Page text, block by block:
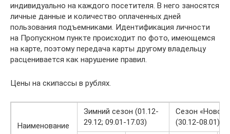
индивидуально на каждого посетителя. В него заносятся
личные данные и количество оплаченных дней
пользования подъемниками. Идентификация личности
на Пропускном пункте происходит по фото, имеющемся
на карте, поэтому передача карты другому владельцу
расценивается как нарушение правил.
Цены на скипассы в рублях.
Наименование
Зимний сезон (01.12-
29.12; 09.01-17.03)
Сезон
(30.12-08.01)